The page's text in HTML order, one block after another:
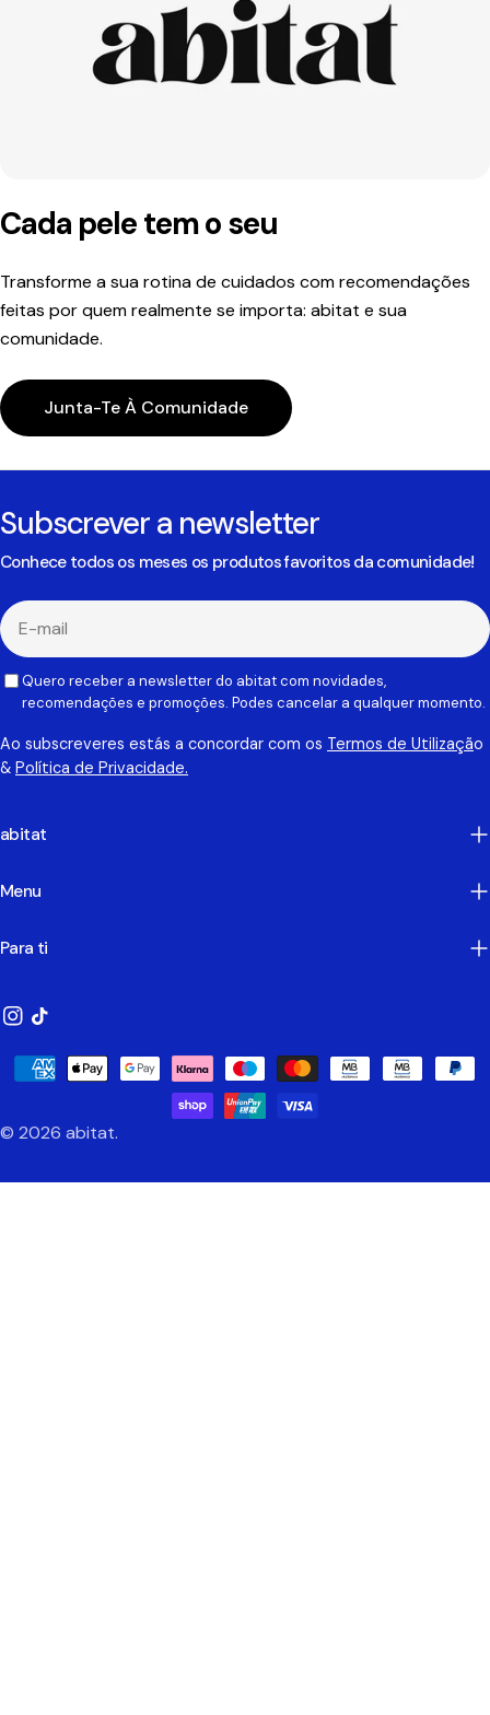
Cada pele tem o seu
Transforme a sua rotina de cuidados com recomendações
feitas por quem realmente se importa: abitat e sua
comunidade.
Junta-Te À Comunidade
Subscrever a newsletter
Conhece todos os meses os produtos favoritos da comunidade!
E-
mail
Quero receber a newsletter do abitat com novidades,
recomendações e promoções. Podes cancelar a qualquer momento.
Ao subscreveres estás a concordar com os Termos de Utilização
& Política de Privacidade.
abitat
Menu
Para ti
Instagram
TikTok
© 2026 abitat.
Métodos
Pagamento